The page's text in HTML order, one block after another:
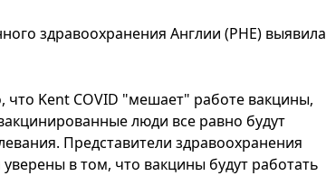
здравоохранения Англии (PHE) выявила
что Kent COVID "мешает" работе вакцины,
люди все равно будут
Представители здравоохранения
в том, что вакцины будут работать